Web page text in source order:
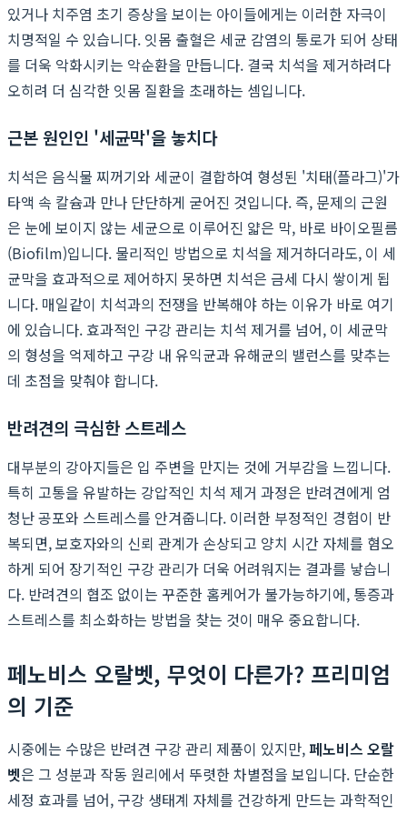
있거나 치주염 초기 증상을 보이는 아이들에게는 이러한 자극이
치명적일 수 있습니다. 잇몸 출혈은 세균 감염의 통로가 되어 상태
를 더욱 악화시키는 악순환을 만듭니다. 결국 치석을 제거하려다
오히려 더 심각한 잇몸 질환을 초래하는 셈입니다.
근본 원인인 '세균막'을 놓치다
치석은 음식물 찌꺼기와 세균이 결합하여 형성된 '치태(플라그)'가
타액 속 칼슘과 만나 단단하게 굳어진 것입니다. 즉, 문제의 근원
은 눈에 보이지 않는 세균으로 이루어진 얇은 막, 바로 바이오필름
(Biofilm)입니다. 물리적인 방법으로 치석을 제거하더라도, 이 세
균막을 효과적으로 제어하지 못하면 치석은 금세 다시 쌓이게 됩
니다. 매일같이 치석과의 전쟁을 반복해야 하는 이유가 바로 여기
에 있습니다. 효과적인 구강 관리는 치석 제거를 넘어, 이 세균막
의 형성을 억제하고 구강 내 유익균과 유해균의 밸런스를 맞추는
데 초점을 맞춰야 합니다.
반려견의 극심한 스트레스
대부분의 강아지들은 입 주변을 만지는 것에 거부감을 느낍니다.
특히 고통을 유발하는 강압적인 치석 제거 과정은 반려견에게 엄
청난 공포와 스트레스를 안겨줍니다. 이러한 부정적인 경험이 반
복되면, 보호자와의 신뢰 관계가 손상되고 양치 시간 자체를 혐오
하게 되어 장기적인 구강 관리가 더욱 어려워지는 결과를 낳습니
다. 반려견의 협조 없이는 꾸준한 홈케어가 불가능하기에, 통증과
스트레스를 최소화하는 방법을 찾는 것이 매우 중요합니다.
페노비스 오랄벳, 무엇이 다른가? 프리미엄
의 기준
시중에는 수많은 반려견 구강 관리 제품이 있지만,페노비스 오랄
벳은 그 성분과 작동 원리에서 뚜렷한 차별점을 보입니다. 단순한
세정 효과를 넘어, 구강 생태계 자체를 건강하게 만드는 과학적인